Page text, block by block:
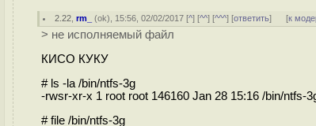
2.22 ,rm_ (ok), 15:56, 02/02/2017 [^] [^^] [^^^] [ответить] [к
> не исполняемый файл
КИСО КУКУ
# ls -la /bin/ntfs-3g
-rwsr-xr-x 1 root root 146160 Jan 28 15:16 /bin/ntfs-
# file /bin/ntfs-3g